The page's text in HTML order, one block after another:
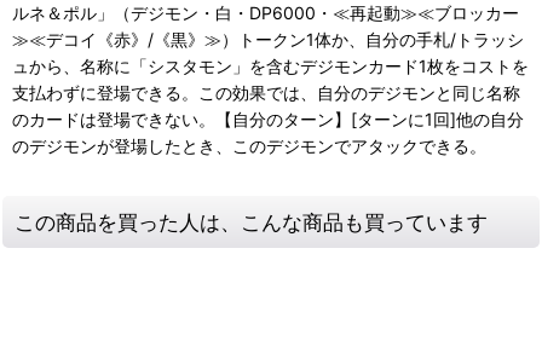
ルネ＆ポル」（デジモン・白・DP6000・≪再起動≫≪ブロッカー
≫≪デコイ《赤》/《黒》≫）トークン1体か、自分の手札/トラッシ
ュから、名称に「シスタモン」を含むデジモンカード1枚をコストを
支払わずに登場できる。この効果では、自分のデジモンと同じ名称
のカードは登場できない。【自分のターン】[ターンに1回]他の自分
のデジモンが登場したとき、このデジモンでアタックできる。
この商品を買った人は、こんな商品も買っています